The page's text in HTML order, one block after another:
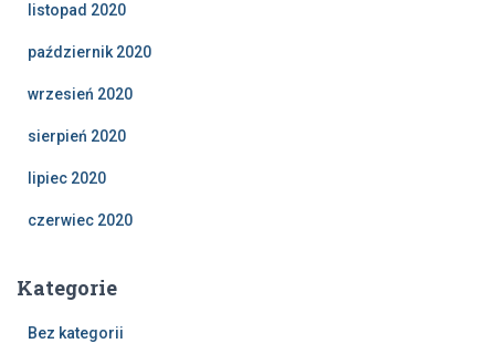
listopad 2020
październik 2020
wrzesień 2020
sierpień 2020
lipiec 2020
czerwiec 2020
Kategorie
Bez kategorii